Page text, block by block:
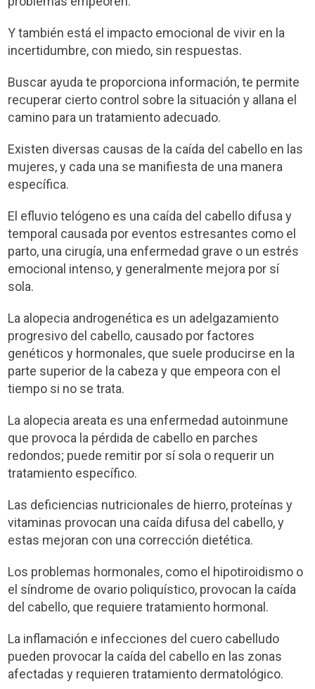
Y también está el impacto emocional de vivir en la
incertidumbre, con miedo, sin respuestas.
Buscar ayuda te proporciona información, te permite
recuperar cierto control sobre la situación y allana el
camino para un tratamiento adecuado.
Existen diversas causas de la caída del cabello en las
mujeres, y cada una se manifiesta de una manera
específica.
El efluvio telógeno es una caída del cabello difusa y
temporal causada por eventos estresantes como el
parto, una cirugía, una enfermedad grave o un estrés
emocional intenso, y generalmente mejora por sí
sola.
La alopecia androgenética es un adelgazamiento
progresivo del cabello, causado por factores
genéticos y hormonales, que suele producirse en la
parte superior de la cabeza y que empeora con el
tiempo si no se trata.
La alopecia areata es una enfermedad autoinmune
que provoca la pérdida de cabello en parches
redondos; puede remitir por sí sola o requerir un
tratamiento específico.
Las deficiencias nutricionales de hierro, proteínas y
vitaminas provocan una caída difusa del cabello, y
estas mejoran con una corrección dietética.
Los problemas hormonales, como el hipotiroidismo o
el síndrome de ovario poliquístico, provocan la caída
del cabello, que requiere tratamiento hormonal.
La inflamación e infecciones del cuero cabelludo
pueden provocar la caída del cabello en las zonas
afectadas y requieren tratamiento dermatológico.